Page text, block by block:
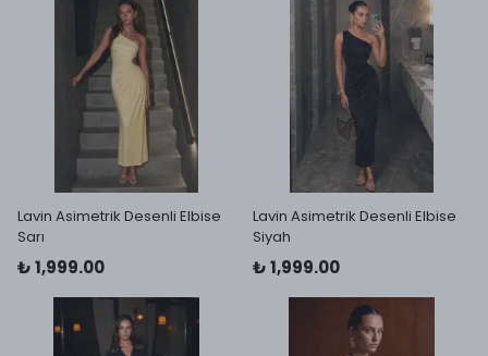
Lavin Asimetrik Desenli Elbise
Sarı
₺ 1,999.00
Lavin Asimetrik Desenli Elbise
Siyah
₺ 1,999.00